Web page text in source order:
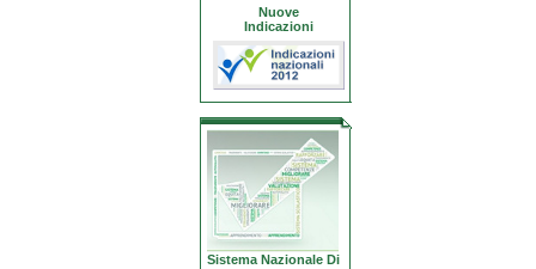
Nuove
Indicazioni
Sistema Nazionale Di